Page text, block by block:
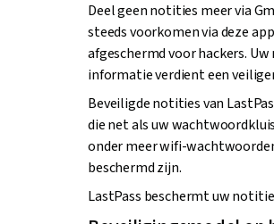
Deel geen notities meer via
steeds voorkomen via deze
afgeschermd voor hackers.
informatie verdient een
Beveiligde notities van
die net als uw
onder meer wifi-
beschermd zijn.
LastPass beschermt uw